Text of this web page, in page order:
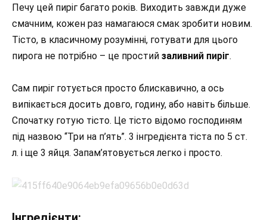
Печу цей пиріг багато років. Виходить завжди дуже
смачним, кожен раз намагаюся смак зробити новим.
Тісто, в класичному розумінні, готувати для цього
пирога не потрібно – це простий заливний пиріг.
Сам пиріг готується просто блискавично, а ось
випікається досить довго, годину, або навіть більше.
Спочатку готую тісто. Це тісто відомо господиням
під назвою “Три на п’ять”. 3 інгредієнта тіста по 5 ст.
л. і ще 3 яйця. Запам’ятовується легко і просто.